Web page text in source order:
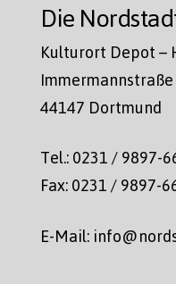
Die
Kulturort Depot –
Immermannstraße
44147 Dortmund
Tel.: 0231 / 9897-
Fax: 0231 / 9897-
E-Mail: